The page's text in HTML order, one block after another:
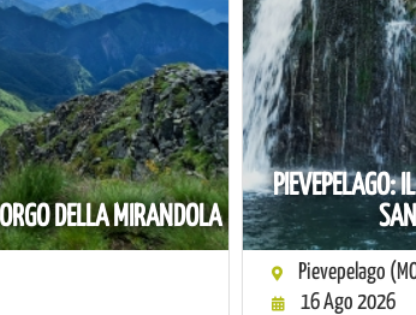
DELLA MIRANDOLA
PIEVEPELAGO:
Pievepelago
16 Ago 2026